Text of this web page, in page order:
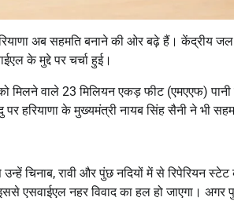
अब सहमति बनाने की ओर बढ़े हैं। केंद्रीय जल
के मुद्दे पर चर्चा हुई।
मिलने वाले 23 मिलियन एकड़ फीट (एमएएफ)
हरियाणा के मुख्यमंत्री नायब सिंह सैनी ने भी
चिनाब, रावी और पुंछ नदियों में से रिपेरियन
एसवाईएल नहर विवाद का हल हो जाएगा। अगर